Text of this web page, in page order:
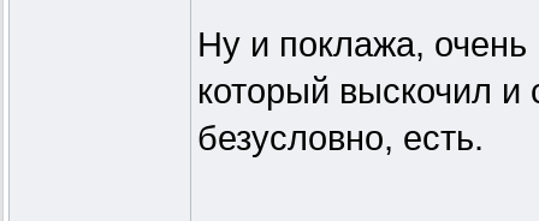
Ну и поклажа, очень
который выскочил и
безусловно, есть.